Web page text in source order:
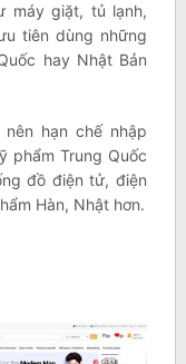
máy giặt, tủ lạnh,
tiên dùng những
hay Nhật Bản
hạn chế nhập
phẩm Trung Quốc
đồ điện tử, điện
Hàn, Nhật hơn.